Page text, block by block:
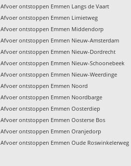
Afvoer ontstoppen Emmen Langs de Vaart
Afvoer ontstoppen Emmen Limietweg
Afvoer ontstoppen Emmen Middendorp
Afvoer ontstoppen Emmen Nieuw-Amsterdam
Afvoer ontstoppen Emmen Nieuw-Dordrecht
Afvoer ontstoppen Emmen Nieuw-Schoonebeek
Afvoer ontstoppen Emmen Nieuw-Weerdinge
Afvoer ontstoppen Emmen Noord
Afvoer ontstoppen Emmen Noordbarge
Afvoer ontstoppen Emmen Oosterdiep
Afvoer ontstoppen Emmen Oosterse Bos
Afvoer ontstoppen Emmen Oranjedorp
Afvoer ontstoppen Emmen Oude Roswinkelerweg